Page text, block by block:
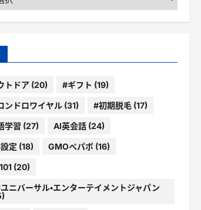
トドア(20) #ギフト (19)
ンドロワイヤル(31) #初期脱毛(17)
学習 (27) AI英会話(24)
定 (18) GMOペパボ(16)
(20)
ニバーサル・エンターテイメントジャパン